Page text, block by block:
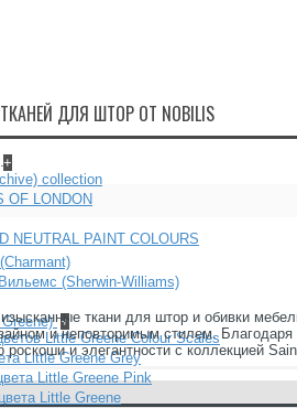
+
collection
OF LONDON
NEUTRAL PAINT COLOURS
(Sherwin-Williams)
Greene) +
Little Greene Colour Scales
Little Greene Grey
Little Greene Pink
Little Greene
ДЛЯ ШТОР ОТ NOBILIS
ткани для штор и обивки
и неповторимым стилем.
роскоши и элегантности с коллекцией